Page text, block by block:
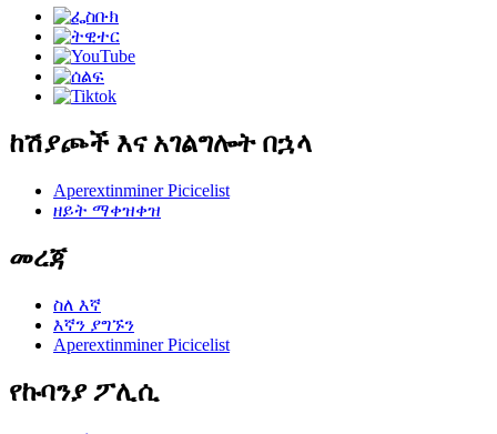
ከሽያጮች እና አገልግሎት በኋላ
Aperextinminer Picicelist
ዘይት ማቀዝቀዝ
መረጃ
ስለ እኛ
እኛን ያግኙን
Aperextinminer Picicelist
የኩባንያ ፖሊሲ